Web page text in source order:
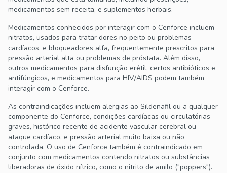
medicamentos sem receita, e suplementos herbais.
Medicamentos conhecidos por interagir com o Cenforce incluem
nitratos, usados para tratar dores no peito ou problemas
cardíacos, e bloqueadores alfa, frequentemente prescritos para
pressão arterial alta ou problemas de próstata. Além disso,
outros medicamentos para disfunção erétil, certos antibióticos e
antifúngicos, e medicamentos para HIV/AIDS podem também
interagir com o Cenforce.
As contraindicações incluem alergias ao Sildenafil ou a qualquer
componente do Cenforce, condições cardíacas ou circulatórias
graves, histórico recente de acidente vascular cerebral ou
ataque cardíaco, e pressão arterial muito baixa ou não
controlada. O uso de Cenforce também é contraindicado em
conjunto com medicamentos contendo nitratos ou substâncias
liberadoras de óxido nítrico, como o nitrito de amilo ("poppers").